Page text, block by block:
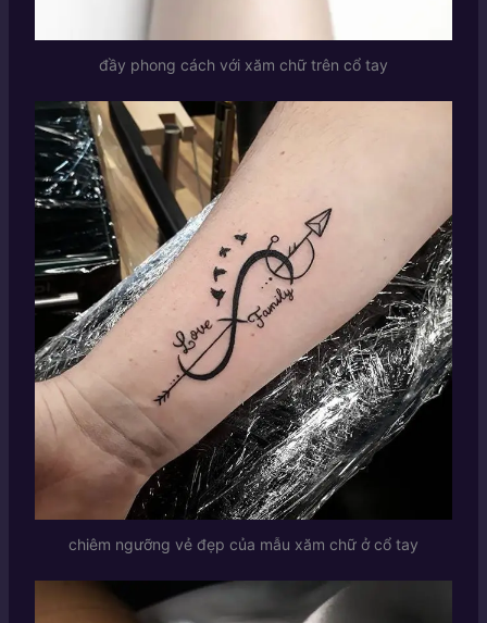
đầy phong cách với xăm chữ trên cổ tay
chiêm ngưỡng vẻ đẹp của mẫu xăm chữ ở cổ tay